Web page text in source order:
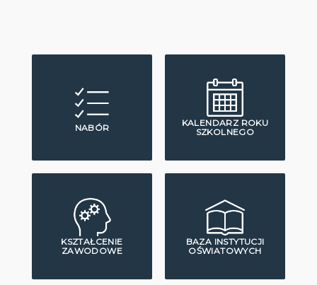
NABÓR
KALENDARZ ROKU
SZKOLNEGO
KSZTAŁCENIE
ZAWODOWE
BAZA INSTYTUCJI
OŚWIATOWYCH